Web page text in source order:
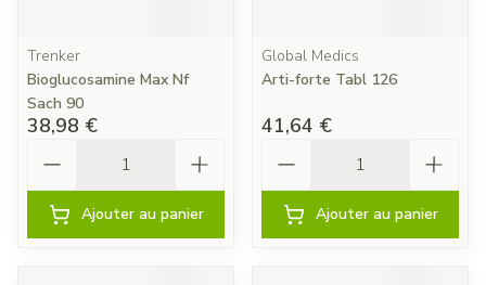
Trenker
Bioglucosamine Max Nf
Sach 90
38,98 €
Ajouter au panier
Global Medics
Arti-forte Tabl 126
41,64 €
Ajouter au panier